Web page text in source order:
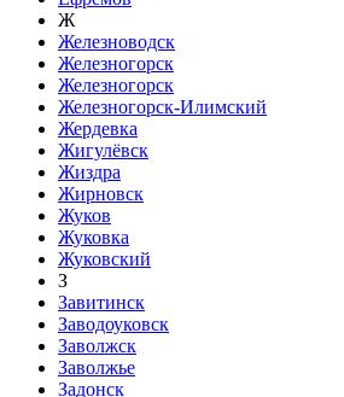
Ж
Железноводск
Железногорск
Железногорск
Железногорск-Илимский
Жердевка
Жигулёвск
Жиздра
Жирновск
Жуков
Жуковка
Жуковский
З
Завитинск
Заводоуковск
Заволжск
Заволжье
Задонск